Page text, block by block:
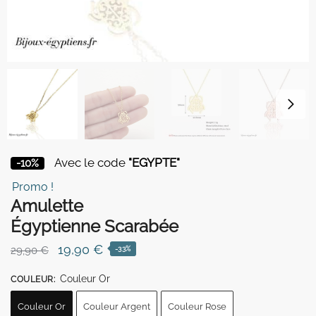
-10% Avec le code "EGYPTE"
Promo !
Amulette
Égyptienne Scarabée
29,90€
Le
initial
était :
19,90 €Le
actuel
est :
-33%
COULEUR: Couleur Or
Couleur Or Couleur Argent Couleur Rose